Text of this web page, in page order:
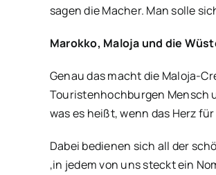
sagen die Macher. Man solle
Marokko, Maloja und die
Genau das macht die Maloja-
Touristenhochburgen Mensch
was es heißt, wenn das Herz
Dabei bedienen sich all der
‚in jedem von uns steckt ein